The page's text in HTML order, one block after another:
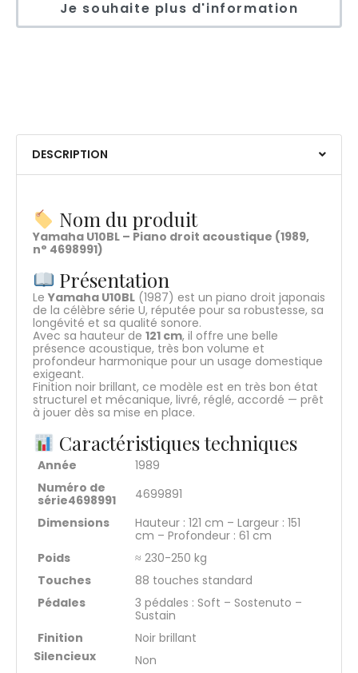
DESCRIPTION
Nom du produit
Yamaha U10BL – Piano droit acoustique (1989,
n° 4698991)
Présentation
Le Yamaha U10BL (1987) est un piano droit japonais
de la célèbre série U, réputée pour sa robustesse, sa
longévité et sa qualité sonore.
Avec sa hauteur de 121 cm, il offre une belle
présence acoustique, très bon volume et
profondeur harmonique pour un usage domestique
exigeant.
Finition noir brillant, ce modèle est en très bon état
structurel et mécanique, livré, réglé, accordé — prêt
à jouer dès sa mise en place.
Caractéristiques techniques
Année
1989
Numéro de
série4698991
4699891
Dimensions
Hauteur : 121 cm – Largeur : 151
cm – Profondeur : 61 cm
Poids
≈ 230-250 kg
Touches
88 touches standard
Pédales
3 pédales : Soft – Sostenuto –
Sustain
Finition
Noir brillant
Silencieux
Non